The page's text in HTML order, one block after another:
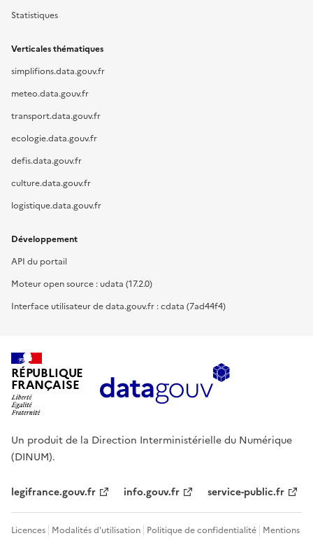
Statistiques
Verticales thématiques
simplifions.data.gouv.fr
meteo.data.gouv.fr
transport.data.gouv.fr
ecologie.data.gouv.fr
defis.data.gouv.fr
culture.data.gouv.fr
logistique.data.gouv.fr
Développement
API du portail
Moteur open source : udata (17.2.0)
Interface utilisateur de data.gouv.fr : cdata (7ad44f4)
RÉPUBLIQUE
FRANÇAISE
Un produit de la Direction Interministérielle du Numérique
(DINUM).
legifrance.gouv.fr info.gouv.fr service-public.fr
Licences Modalités d'utilisation Politique de confidentialité Mentions